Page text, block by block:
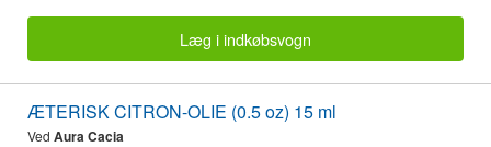
Læg i indkøbsvogn
ÆTERISK CITRON-OLIE (0.5 oz) 15 ml
Ved Aura Cacia